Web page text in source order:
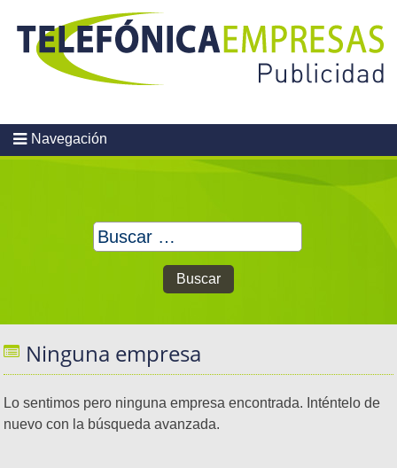
content
Navegación
Buscar:
Ninguna empresa
Lo sentimos pero ninguna empresa encontrada. Inténtelo de
nuevo con la búsqueda avanzada.